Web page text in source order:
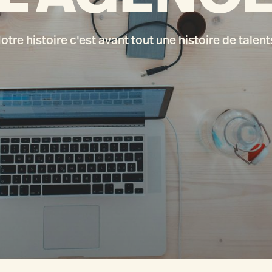
histoire c'est avant tout une histoire de